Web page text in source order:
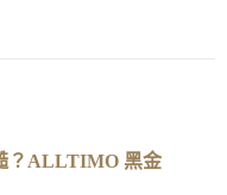
？ALLTIMO 黑金